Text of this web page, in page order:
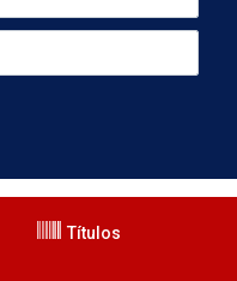
Títulos